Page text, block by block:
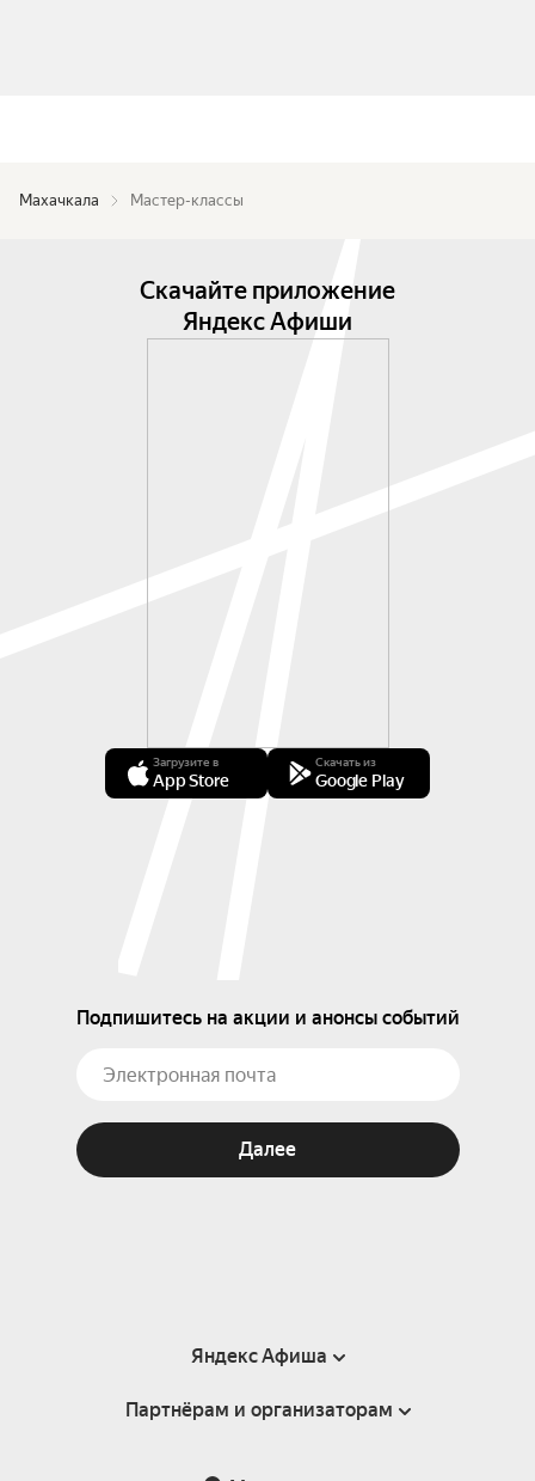
Махачкала Мастер-классы
Скачайте приложение
Яндекс Афиши
Загрузите в
App Store
Скачать из
Google Play
Подпишитесь на акции и анонсы событий
Далее
Яндекс Афиша
Справка
Партнёрам и организаторам